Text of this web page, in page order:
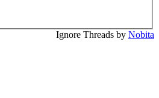
Ignore Threads by Nobita